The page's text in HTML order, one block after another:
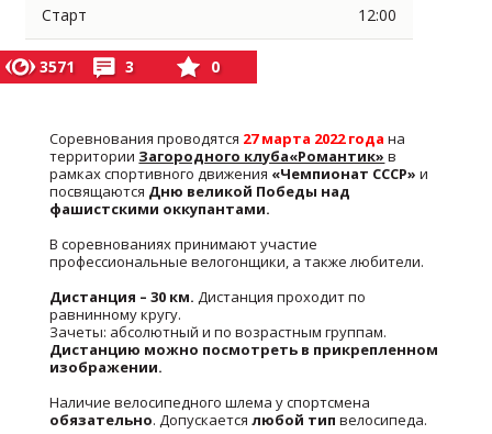
Старт 12:00
3571 3 0
Соревнования проводятся 27 марта 2022года на
территории Загородного клуба«Романтик» в
рамках спортивного движения «Чемпионат СССР» и
посвящаются Дню великой Победы над
фашистскими оккупантами.
В соревнованиях принимают участие
профессиональные велогонщики, а также любители.
Дистанция – 30 км. Дистанция проходит по
равнинному кругу.
Зачеты: абсолютный и по возрастным группам.
Дистанцию можно посмотреть в прикрепленном
изображении.
Наличие велосипедного шлема у спортсмена
обязательно. Допускаетсялюбой тип велосипеда.